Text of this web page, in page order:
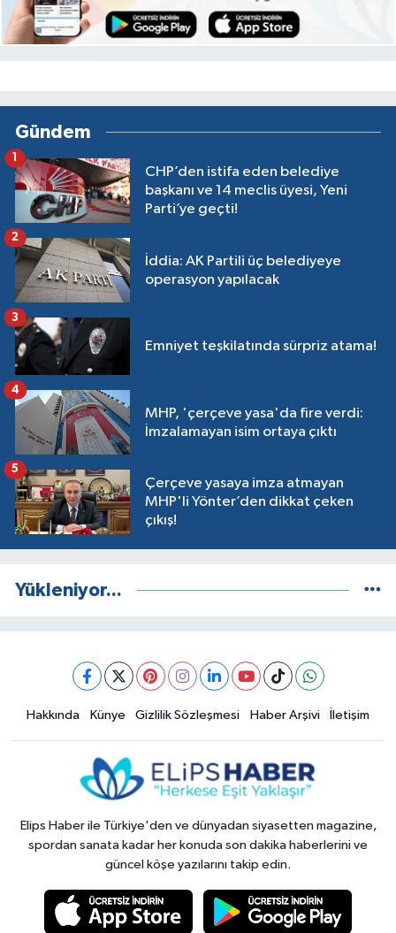
Gündem
CHP’den istifa eden belediye
başkanı ve 14 meclis üyesi, Yeni
Parti’ye geçti!
1
İddia: AK Partili üç belediyeye
operasyon yapılacak
2
Emniyet teşkilatında sürpriz atama!
3
MHP, 'çerçeve yasa'da fire verdi:
İmzalamayan isim ortaya çıktı
4
Çerçeve yasaya imza atmayan
MHP'li Yönter’den dikkat çeken
çıkış!
5
Yükleniyor...
Hakkında Künye Gizlilik Sözleşmesi Haber Arşivi İletişim
Elips Haber ile Türkiye'den ve dünyadan siyasetten magazine,
spordan sanata kadar her konuda son dakika haberlerini ve
güncel köşe yazılarını takip edin.